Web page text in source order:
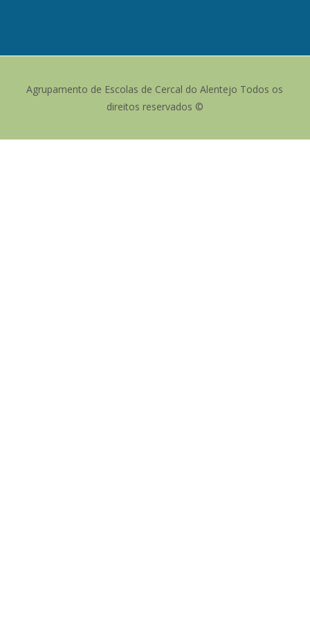
Agrupamento de Escolas de Cercal do Alentejo Todos os
direitos reservados ©